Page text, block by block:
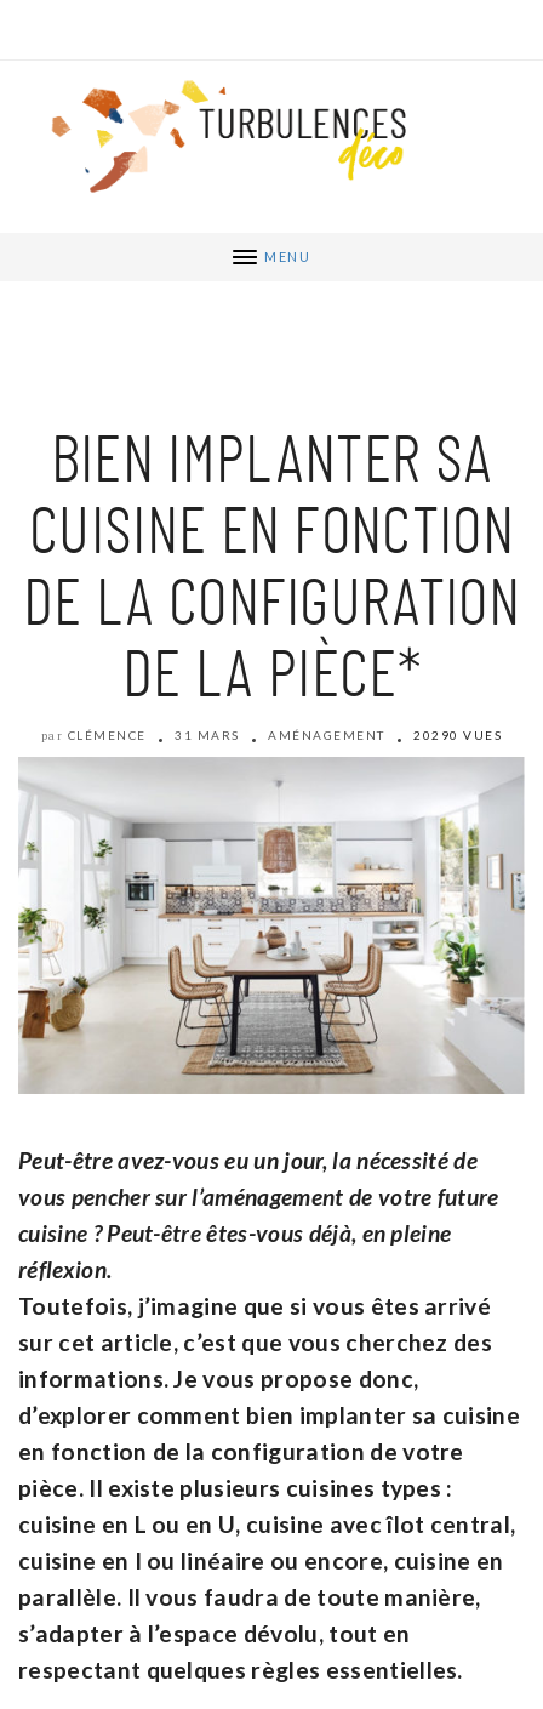
MENU
BIEN IMPLANTER SA
CUISINE EN FONCTION
DE LA CONFIGURATION
DE LA PIÈCE*
par CLÉMENCE 31 MARS AMÉNAGEMENT 20290 VUES
Peut-être avez-vous eu un jour, la nécessité de
vous pencher sur l’aménagement de votre future
cuisine ? Peut-être êtes-vous déjà, en pleine
réflexion.
Toutefois, j’imagine que si vous êtes arrivé
sur cet article, c’est que vous cherchez des
informations. Je vous propose donc,
d’explorer comment bien implanter sa cuisine
en fonction de la configuration de votre
pièce. Il existe plusieurs cuisines types :
cuisine en L ou en U, cuisine avec îlot central,
cuisine en I ou linéaire ou encore, cuisine en
parallèle. Il vous faudra de toute manière,
s’adapter à l’espace dévolu, tout en
respectant quelques règles essentielles.